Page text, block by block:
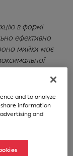
в формі
ефективно
зона мийки має
додаткові
чому ви
проста і
Перелив
and to analyze
information
and